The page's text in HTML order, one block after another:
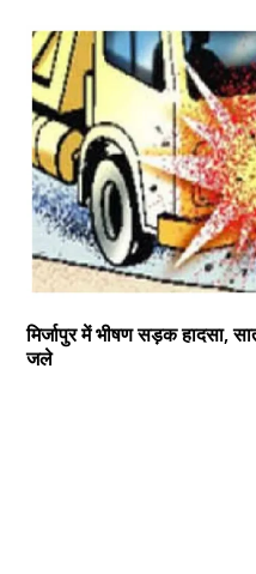
मिर्जापुर में भीषण सड़क हादसा,
जले